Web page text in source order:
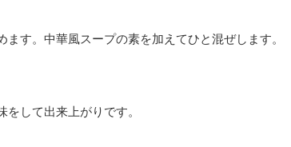
す。中華風スープの素を加えてひと混ぜします。
して出来上がりです。